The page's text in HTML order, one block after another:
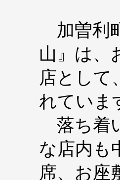
加曽利
山』は、
店として
れていま
落ち着
な店内も
席、お座